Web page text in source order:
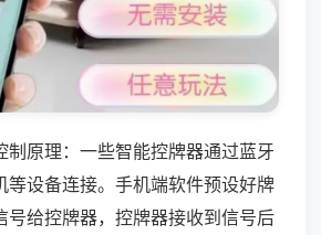
制原理：一些智能控牌器通过蓝牙
等设备连接。手机端软件预设好牌
号给控牌器，控牌器接收到信号后